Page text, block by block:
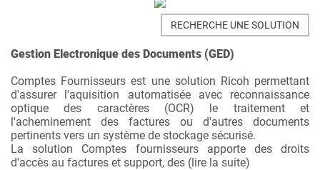
RECHERCHE UNE SOLUTION
Gestion Electronique des Documents (GED)
Comptes Fournisseurs est une solution Ricoh permettant
d'assurer l'aquisition automatisée avec reconnaissance
optique des caractères (OCR) le traitement et
l'acheminement des factures ou d'autres documents
pertinents vers un système de stockage sécurisé.
La solution Comptes fournisseurs apporte des droits
d'accès au factures et support, des (lire la suite)